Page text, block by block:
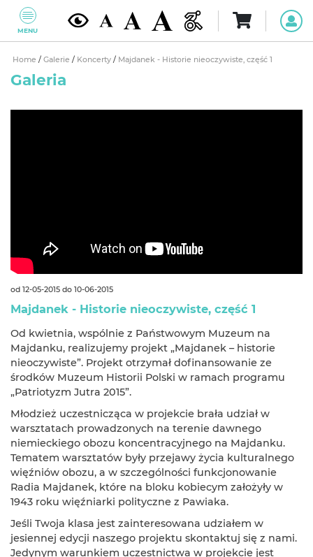
MENU
Home / Galerie / Koncerty / Majdanek - Historie nieoczywiste, część 1
Galeria
od 12-05-2015 do 10-06-2015
Majdanek - Historie nieoczywiste, część 1
Od kwietnia, wspólnie z Państwowym Muzeum na
Majdanku, realizujemy projekt „Majdanek – historie
nieoczywiste”. Projekt otrzymał dofinansowanie ze
środków Muzeum Historii Polski w ramach programu
„Patriotyzm Jutra 2015”.
Młodzież uczestnicząca w projekcie brała udział w
warsztatach prowadzonych na terenie dawnego
niemieckiego obozu koncentracyjnego na Majdanku.
Tematem warsztatów były przejawy życia kulturalnego
więźniów obozu, a w szczególności funkcjonowanie
Radia Majdanek, które na bloku kobiecym założyły w
1943 roku więźniarki polityczne z Pawiaka.
Jeśli Twoja klasa jest zainteresowana udziałem w
jesiennej edycji naszego projektu skontaktuj się z nami.
Jedynym warunkiem uczestnictwa w projekcie jest